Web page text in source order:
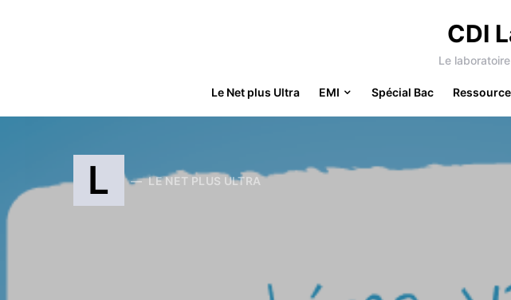
CDI
Le
Le Net plus Ultra EMI Spécial Bac
L LE NET PLUS ULTRA